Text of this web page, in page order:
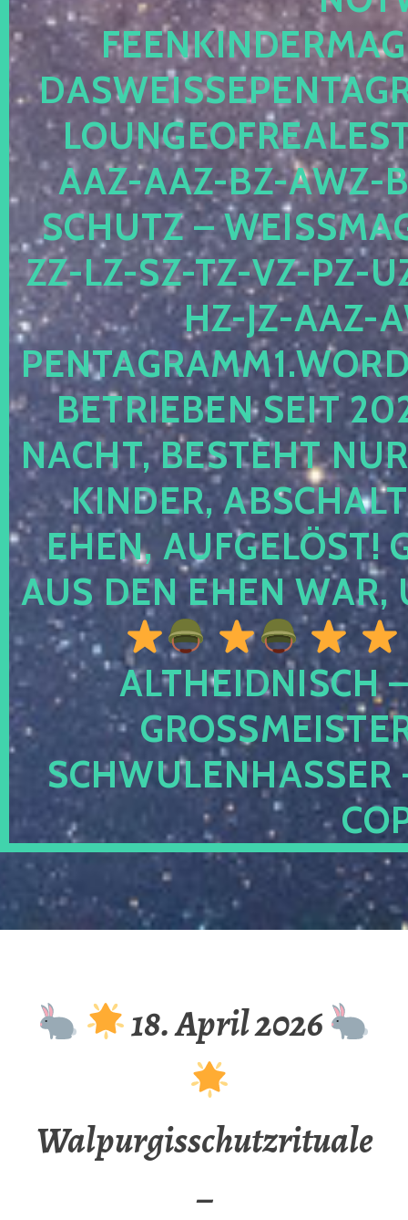
AZ-AAZ-BZ-AWZ-
CHUTZ –
-LZ-SZ-TZ-VZ-PZ-UZ-
-JZ-AAZ-
TRIEBEN SEIT 2024
CHT, BESTEHT NUR
NDER,
EN, AUFGELÖST!
S DEN EHEN WAR,
ALTHEIDNISCH
CHWULENHASSER
18. April 2026
Walpurgisschutzrituale
–